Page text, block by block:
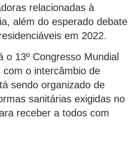
relacionadas à
além do esperado debate
em 2022.
o 13º Congresso Mundial
com o intercâmbio de
sendo organizado de
sanitárias exigidas no
receber a todos com